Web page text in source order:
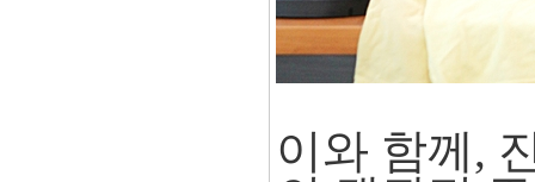
이와 함께,